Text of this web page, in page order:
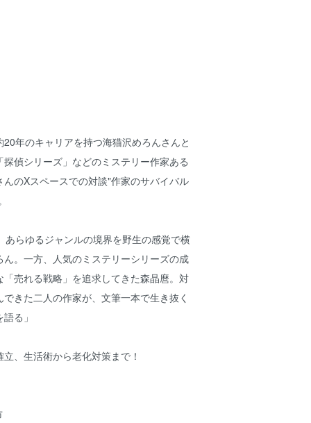
年のキャリアを持つ海猫沢めろんさんと
探偵シリーズ」などのミステリー作家ある
んのXスペースでの対談"作家のサバイバル
あらゆるジャンルの境界を野生の感覚で横
。一方、人気のミステリーシリーズの成
売れる戦略」を追求してきた森晶麿。対
きた二人の作家が、文筆一本で生き抜く
る」
、生活術から老化対策まで！